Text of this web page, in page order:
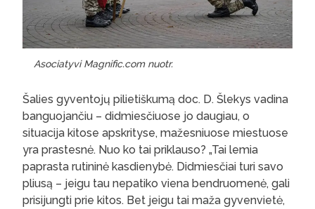
Asociatyvi Magnific.com nuotr.
Šalies gyventojų pilietiškumą doc. D. Šlekys vadina
banguojančiu – didmiesčiuose jo daugiau, o
situacija kitose apskrityse, mažesniuose miestuose
yra prastesnė. Nuo ko tai priklauso? „Tai lemia
paprasta rutininė kasdienybė. Didmiesčiai turi savo
pliusą – jeigu tau nepatiko viena bendruomenė, gali
prisijungti prie kitos. Bet jeigu tai maža gyvenvietė,